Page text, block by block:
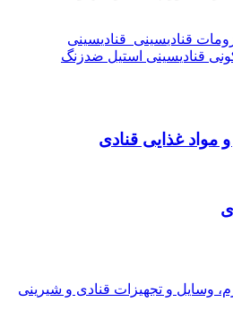
قنادیسینی‌ قنادیسینی
قنادیسینی استیل ضدزنگ
مواد غذایی قنادی